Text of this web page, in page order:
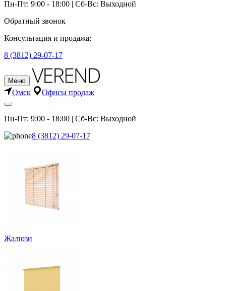
Пн-Пт: 9:00 - 18:00 | Сб-Вс: Выходной
Обратный звонок
Консультация и продажа:
8 (3812) 29-07-17
Меню
Омск Офисы продаж
Пн-Пт: 9:00 - 18:00 | Сб-Вс: Выходной
8 (3812) 29-07-17
Жалюзи